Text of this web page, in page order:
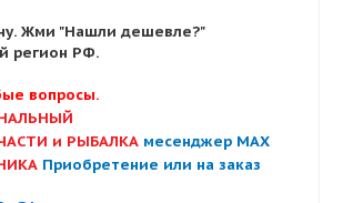
Жми "Нашли дешевле?"
регион РФ.
вопросы.
и РЫБАЛКА месенджер MAX
Приобретение или на заказ